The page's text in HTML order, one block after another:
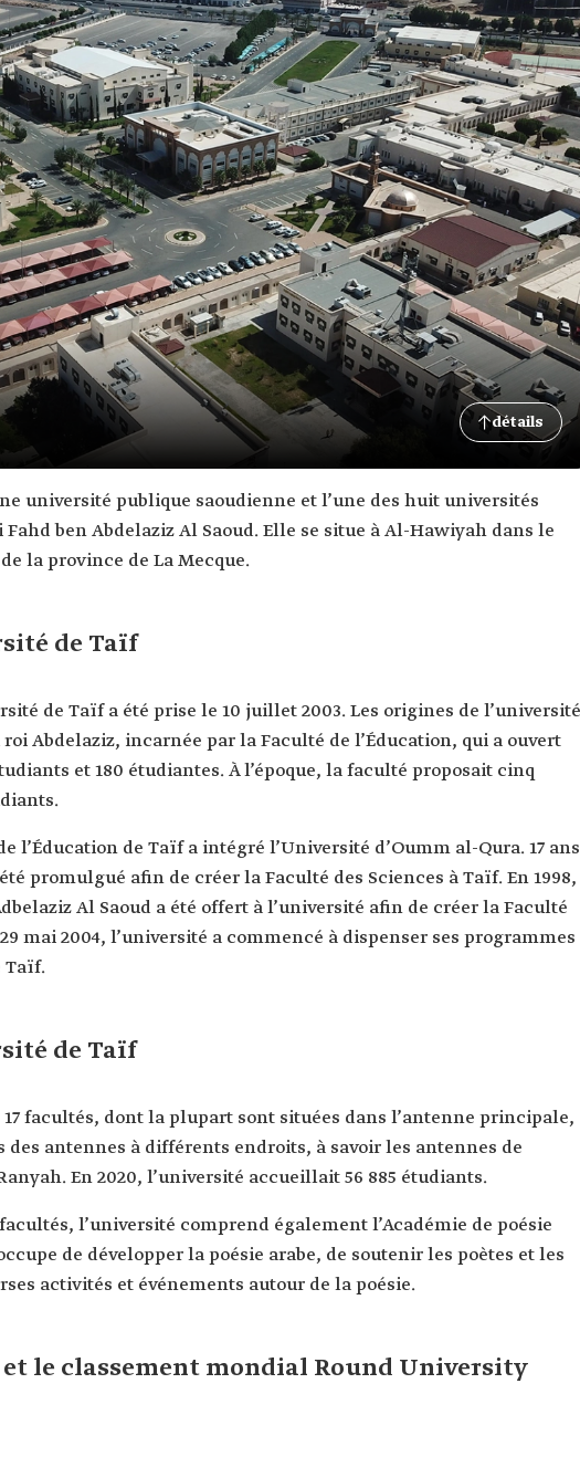
détails
université publique saoudienne et l’une des huit universités
ben Abdelaziz Al Saoud. Elle se situe à Al-Hawiyah dans le
la province de La Mecque.
de Taïf
de Taïf a été prise le 10 juillet 2003. Les origines de l’université
Abdelaziz, incarnée par la Faculté de l’Éducation, qui a ouvert
et 180 étudiantes. À l’époque, la faculté proposait cinq
l’Éducation de Taïf a intégré l’Université d’Oumm al-Qura. 17 ans
promulgué afin de créer la Faculté des Sciences à Taïf. En 1998,
Al Saoud a été offert à l’université afin de créer la Faculté
mai 2004, l’université a commencé à dispenser ses programmes
Taïf.
de Taïf
facultés, dont la plupart sont situées dans l’antenne principale,
des antennes à différents endroits, à savoir les antennes de
En 2020, l’université accueillait 56 885 étudiants.
l’université comprend également l’Académie de poésie
de développer la poésie arabe, de soutenir les poètes et les
activités et événements autour de la poésie.
et le classement mondial Round University